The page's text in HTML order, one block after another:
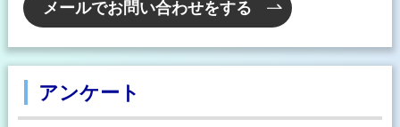
メールでお問い合わせをする
アンケート